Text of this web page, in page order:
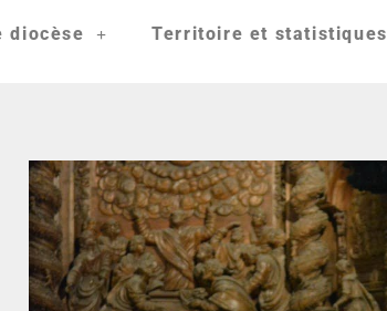
diocèse Territoire et statistiques